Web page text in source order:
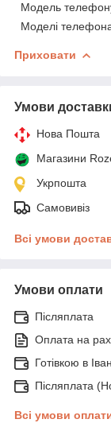
Модель
Моделі
Приховати
Умови
Нова Пошта
Магазини
Укрпошта
Самовивіз
Всі умови
Умови оплати
Післяплата
Оплата на
Готівкою в
Післяплата
Всі умови